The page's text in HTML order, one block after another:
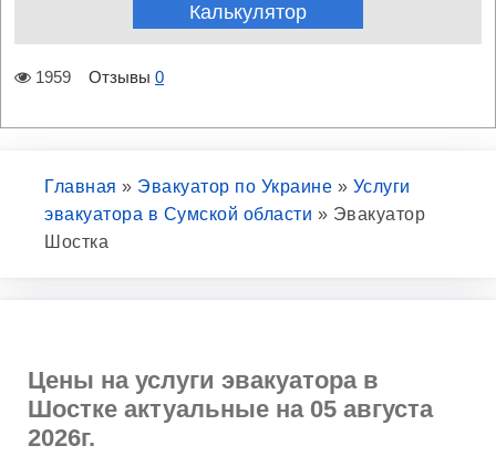
Калькулятор
1959 Отзывы 0
Главная » Эвакуатор по Украине » Услуги
эвакуатора в Сумской области » Эвакуатор
Шостка
Цены на услуги эвакуатора в
Шостке актуальные на 05 августа
2026г.